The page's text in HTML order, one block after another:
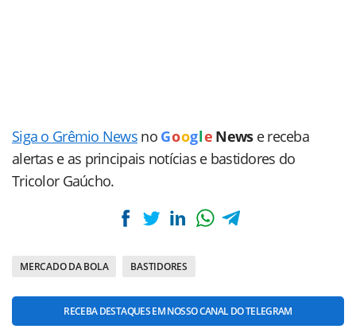
Siga o Grêmio News no Goog le News e receba
alertas e as principais notícias e bastidores do
Tricolor Gaúcho.
MERCADO DA BOLA BASTIDORES
RECEBA DESTAQUES EM NOSSO CANAL DO TELEGRAM